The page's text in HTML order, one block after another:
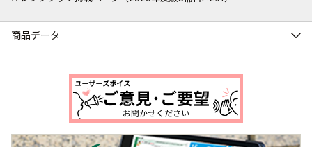
商品データ